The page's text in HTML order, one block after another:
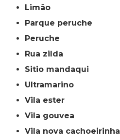
limão
parque peruche
peruche
rua zilda
sitio mandaqui
ultramarino
vila ester
vila gouvea
vila nova cachoeirinha